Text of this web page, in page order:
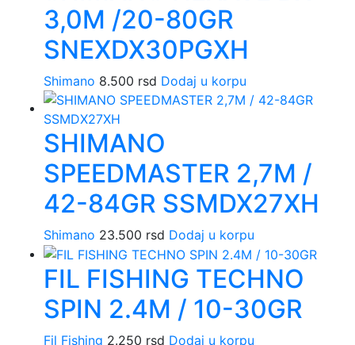
3,0M /20-80GR
SNEXDX30PGXH
Shimano 8.500 rsd Dodaj u korpu
SHIMANO
SPEEDMASTER 2,7M /
42-84GR SSMDX27XH
Shimano 23.500 rsd Dodaj u korpu
FIL FISHING TECHNO
SPIN 2.4M / 10-30GR
Fil Fishing 2.250 rsd Dodaj u korpu